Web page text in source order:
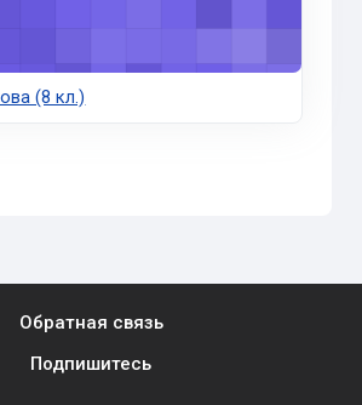
(8 кл.)
Обратная связь
Подпишитесь